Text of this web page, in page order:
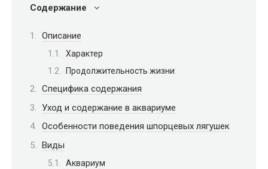
Содержание
Описание
Характер
Продолжительность жизни
Специфика содержания
Уход и содержание в аквариуме
Особенности поведения шпорцевых лягушек
Виды
Аквариум